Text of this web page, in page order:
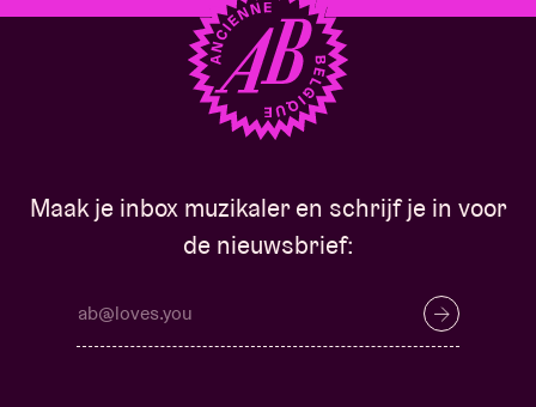
Maak je inbox muzikaler en schrijf je in voor
de nieuwsbrief: